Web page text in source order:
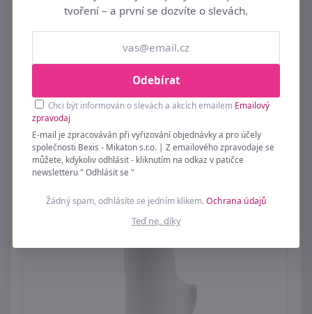
Dekorace anděl
159 Kč
tvoření – a první se dozvíte o slevách.
Odebírat
Chci být informován o slevách a akcích emailem Emailový
zpravodaj
E-mail je zpracováván při vyřizování objednávky a pro účely
společnosti Bexis - Mikaton s.r.o. | Z emailového zpravodaje se
můžete, kdykoliv odhlásit - kliknutím na odkaz v patičce
newsletteru " Odhlásit se "
Žádný spam, odhlásíte se jedním klikem.Ochrana údajů
Teď ne, díky